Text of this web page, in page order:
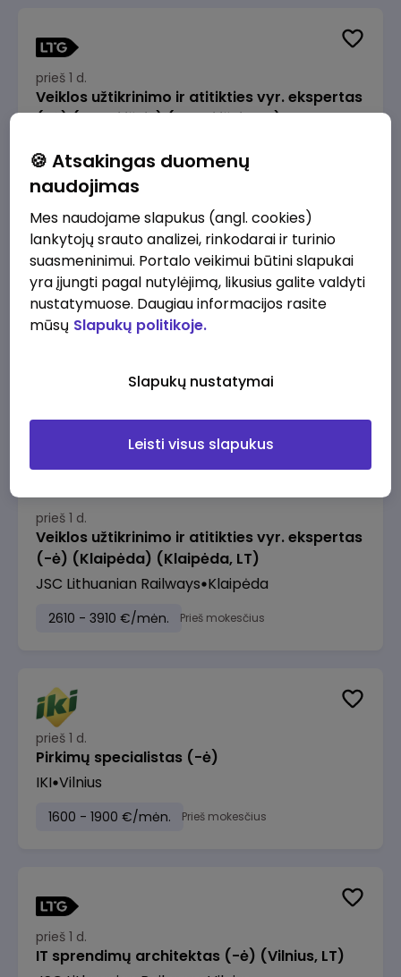
prieš 1 d.
Veiklos užtikrinimo ir atitikties vyr. ekspertas
(-ė) (Radviliškis) (Radviliškis, LT)
2610 - 3910 €/mėn.
prieš 1 d.
Veiklos užtikrinimo ir atitikties vyr. ekspertas
(-ė) (Kaunas) (Kaunas, LT)
prieš 1 d.
Veiklos užtikrinimo ir atitikties vyr. ekspertas
(-ė) (Klaipėda) (Klaipėda, LT)
JSC Lithuanian Railways Klaipėda
2610 - 3910 €/mėn. Prieš mokesčius
prieš 1 d.
Pirkimų specialistas (-ė)
IKI Vilnius
1600 - 1900 €/mėn. Prieš mokesčius
prieš 1 d.
IT sprendimų architektas (-ė) (Vilnius, LT)
🍪 Atsakingas duomenų
naudojimas
Mes naudojame slapukus (angl. cookies)
lankytojų srauto analizei, rinkodarai ir turinio
suasmeninimui. Portalo veikimui būtini slapukai
yra įjungti pagal nutylėjimą, likusius galite valdyti
nustatymuose. Daugiau informacijos rasite
mūsų Slapukų politikoje.
Slapukų nustatymai
Leisti visus slapukus